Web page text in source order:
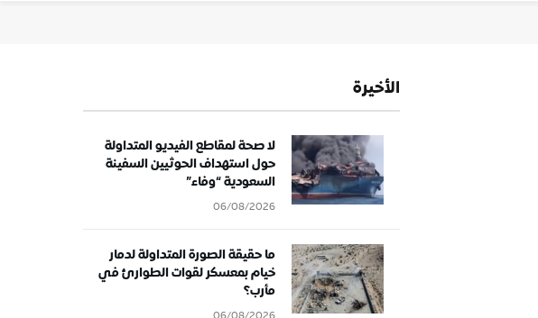
الأخيرة
لا صحة لمقاطع الفيديو المتداولة
حول استهداف الحوثيين السفينة
السعودية “وفاء”
06/08/2026
ما حقيقة الصورة المتداولة لدمار
خيام بمعسكر لقوات الطوارئ في
مأرب؟